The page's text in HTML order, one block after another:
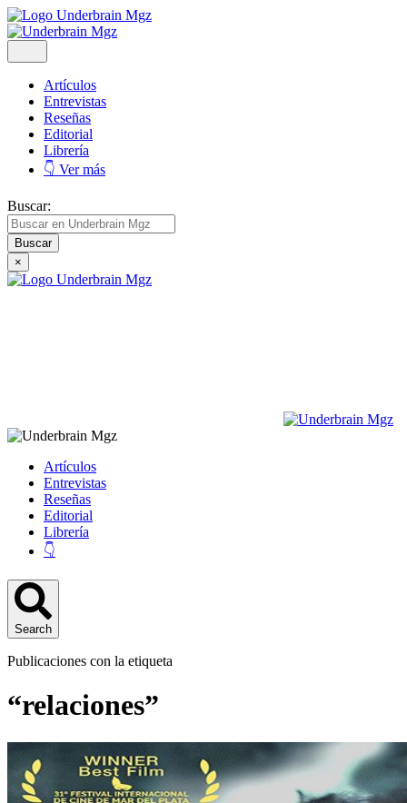
Artículos
Entrevistas
Reseñas
Editorial
Librería
👇 Ver más
Buscar:
×
Artículos
Entrevistas
Reseñas
Editorial
Librería
👇
Search
Publicaciones con la etiqueta
“relaciones”